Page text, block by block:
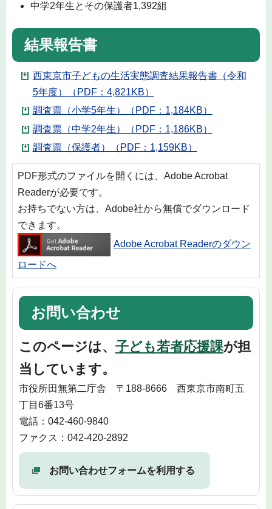
中学2年生とその保護者1,392組
結果報告書
西東京市子どもの生活実態調査結果報告書（令和
5年度）（PDF：4,821KB）
調査票（小学5年生）（PDF：1,184KB）
調査票（中学2年生）（PDF：1,186KB）
調査票（保護者）（PDF：1,159KB）
PDF形式のファイルを開くには、Adobe Acrobat
Readerが必要です。
お持ちでない方は、Adobe社から無償でダウンロード
できます。
Adobe Acrobat Readerのダウン
ロードへ
お問い合わせ
このページは、 子ども若者応援課が担
当しています。
市役所田無第二庁舎 〒188-8666 西東京市南町五
丁目6番13号
電話：042-460-9840
ファクス：042-420-2892
お問い合わせフォームを利用する